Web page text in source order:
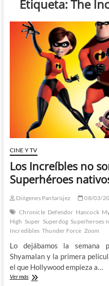
Etiqueta:The
CINE Y TV
Los Increíbles no
Superhéroes
Diógenes Pantarújez 08/03/
Chronicle Defendor Hancock
High Super Superdog Superheroes
Incredibles Thunder Force Zoom
Lo dejábamos la semana
Shyamalan y la primera
el que Hollywood empieza a…
Ver másLos